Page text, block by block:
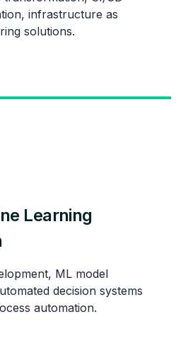
infrastructure as
solutions.
Learning
ML model
decision systems
automation.